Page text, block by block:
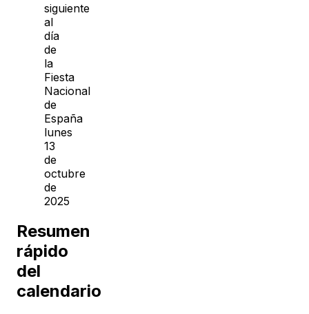
siguiente
al
día
de
la
Fiesta
Nacional
de
España
lunes
13
de
octubre
de
2025
Resumen
rápido
del
calendario